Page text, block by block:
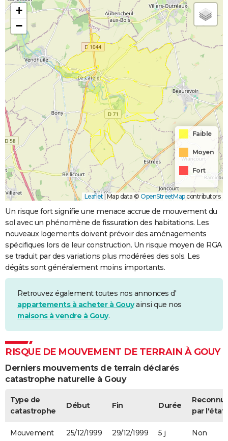
+
−
Faible
Moyen
Fort
Leaflet | Map data © OpenStreetMapcontributors
Un risque fort signifie une menace accrue de mouvement du
sol avec un phénomène de fissuration des habitations. Les
nouveaux logements doivent prévoir des aménagements
spécifiques lors de leur construction. Un risque moyen de RGA
se traduit par des variations plus modérées des sols. Les
dégâts sont généralement moins importants.
Retrouvez également toutes nos annonces d'
appartements à acheter à Gouyainsi que nos
maisons à vendre à Gouy.
RISQUE DE MOUVEMENT DE TERRAIN À GOUY
Derniers mouvements de terrain déclarés
catastrophe naturelle à Gouy
Type de
catastrophe
Début Fin Durée
par l'état
Mouvement
25/12/1999 29/12/1999 5 j Non